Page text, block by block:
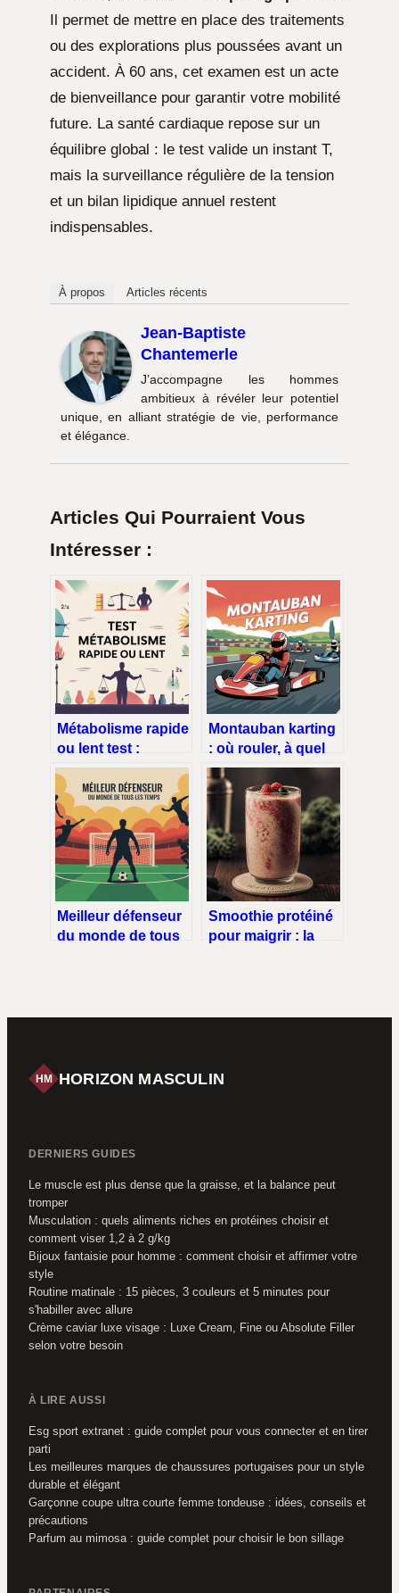
Il permet de mettre en place des traitements
ou des explorations plus poussées avant un
accident. À 60 ans, cet examen est un acte
de bienveillance pour garantir votre mobilité
future. La santé cardiaque repose sur un
équilibre global : le test valide un instant T,
mais la surveillance régulière de la tension
et un bilan lipidique annuel restent
indispensables.
À propos Articles récents
Jean-Baptiste
Chantemerle
J’accompagne les hommes
ambitieux à révéler leur potentiel
unique, en alliant stratégie de vie, performance
et élégance.
Articles Qui Pourraient Vous
Intéresser :
Métabolisme rapide
ou lent test :
comment l’évaluer
vraiment
Montauban karting
: où rouler, à quel
prix, comment
choisir
Meilleur défenseur
du monde de tous
Smoothie protéiné
pour maigrir : la
faim
HM HORIZON MASCULIN
DERNIERS GUIDES
Le muscle est plus dense que la graisse, et la balance peut
tromper
Musculation : quels aliments riches en protéines choisir et
comment viser 1,2 à 2 g/kg
Bijoux fantaisie pour homme : comment choisir et affirmer votre
style
Routine matinale : 15 pièces, 3 couleurs et 5 minutes pour
s'habiller avec allure
Crème caviar luxe visage : Luxe Cream, Fine ou Absolute Filler
selon votre besoin
À LIRE AUSSI
Esg sport extranet : guide complet pour vous connecter et en tirer
parti
Les meilleures marques de chaussures portugaises pour un style
durable et élégant
Garçonne coupe ultra courte femme tondeuse : idées, conseils et
précautions
Parfum au mimosa : guide complet pour choisir le bon sillage